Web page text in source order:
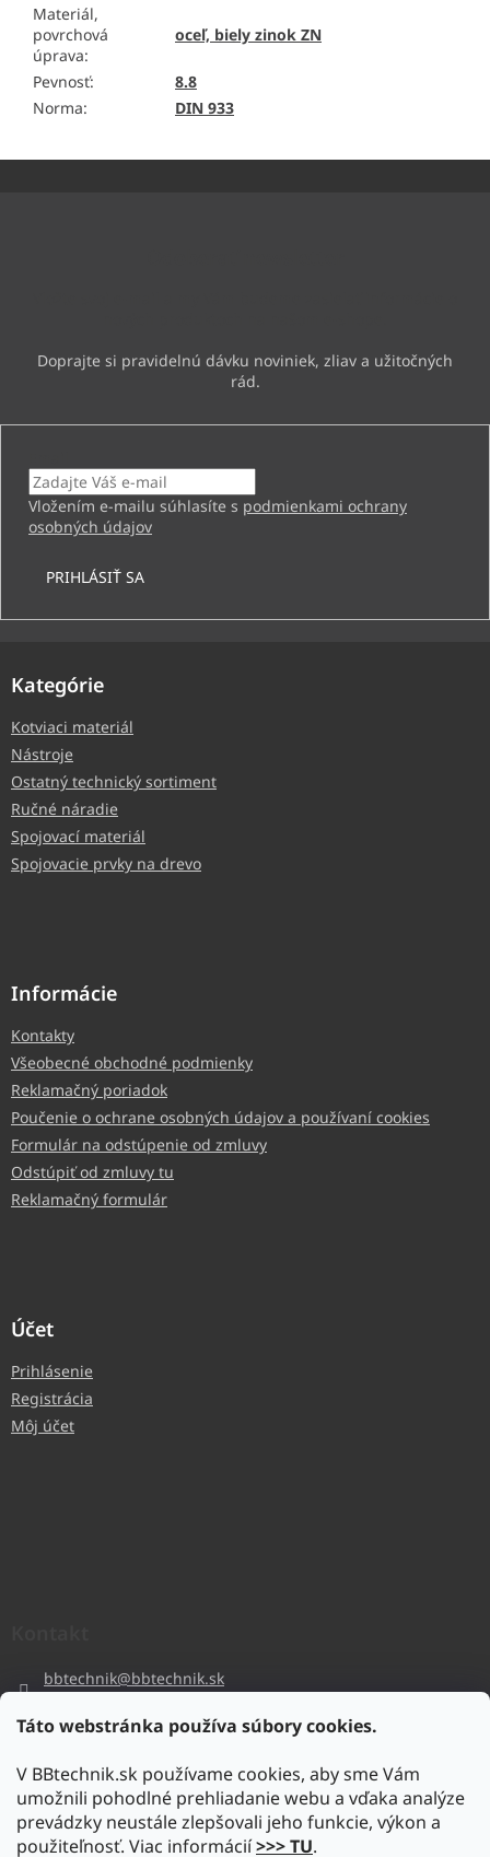
Táto webstránka používa súbory cookies.
V BBtechnik.sk používame cookies, aby sme Vám
umožnili pohodlné prehliadanie webu a vďaka analýze
prevádzky neustále zlepšovali jeho funkcie, výkon a
použiteľnosť. Viac informácií>>> TU.
Materiál,
povrchová
úprava:
oceľ, biely zinok ZN
Pevnosť:
8.8
Norma: DIN 933
Vložením e-mailu súhlasíte s podmienkami ochrany
osobných údajov
PRIHLÁSIŤ SA
Kategórie
Kotviaci materiál
Nástroje
Ostatný technický sortiment
Ručné náradie
Spojovací materiál
Spojovacie prvky na drevo
Informácie
Kontakty
Všeobecné obchodné podmienky
Reklamačný poriadok
Poučenie o ochrane osobných údajov a používaní cookies
Formulár na odstúpenie od zmluvy
Odstúpiť od zmluvy tu
Reklamačný formulár
Účet
Prihlásenie
Registrácia
Môj účet
bbtechnik@bbtechnik.sk
bbtechnik
https://www.youtube.com/@bb-techniks.r.o.7746